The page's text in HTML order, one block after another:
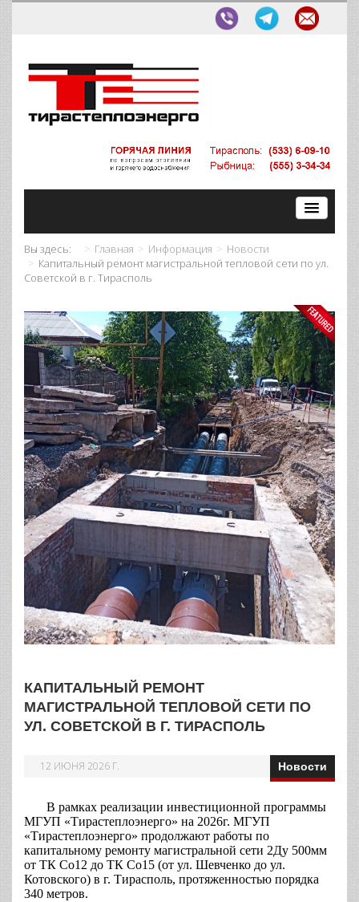
Вы здесь: Главная Информация
Новости
Капитальный ремонт магистральной тепловой сети по ул.
Советской в г. Тирасполь
КАПИТАЛЬНЫЙ РЕМОНТ
МАГИСТРАЛЬНОЙ ТЕПЛОВОЙ СЕТИ ПО
УЛ. СОВЕТСКОЙ В Г. ТИРАСПОЛЬ
Новости
12 ИЮНЯ 2026 Г.
В рамках реализации инвестиционной программы
МГУП «Тирастеплоэнерго» на 2026г. МГУП
«Тирастеплоэнерго» продолжают работы по
капитальному ремонту магистральной сети 2Ду 500мм
от ТК Со12 до ТК Со15 (от ул. Шевченко до ул.
Котовского) в г. Тирасполь, протяженностью порядка
340 метров.